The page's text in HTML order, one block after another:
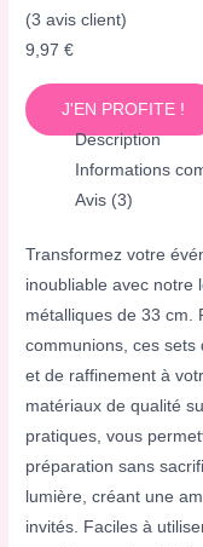
(3 avis client)
9,97€
J'EN PROFITE !
Description
Informations
Avis (3)
Transformez votre
inoubliable avec notre
métalliques de 33 cm.
communions, ces sets
et de raffinement à
matériaux de qualité
pratiques, vous
préparation sans
lumière, créant une
invités. Faciles à